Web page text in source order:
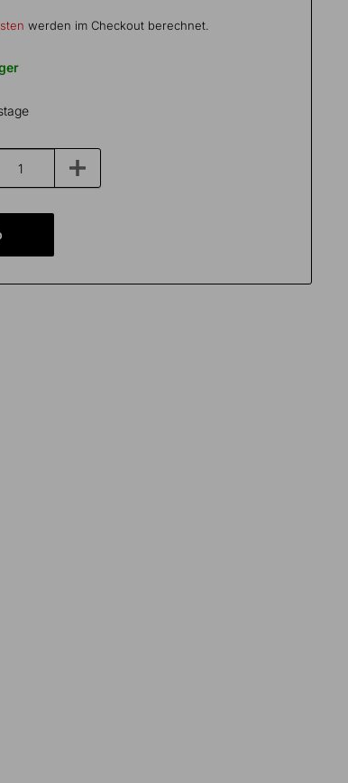
werden im Checkout berechnet.